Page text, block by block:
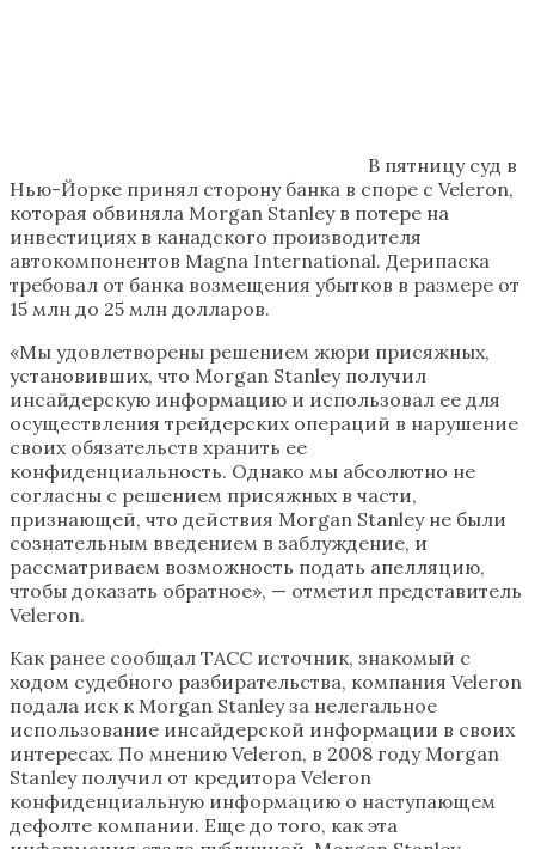
В пятницу суд в
Нью-Йорке принял сторону банка в споре с Veleron,
которая обвиняла Morgan Stanley в потере на
инвестициях в канадского производителя
автокомпонентов Magna International. Дерипаска
требовал от банка возмещения убытков в размере от
15 млн до 25 млн долларов.
«Мы удовлетворены решением жюри присяжных,
установивших, что Morgan Stanley получил
инсайдерскую информацию и использовал ее для
осуществления трейдерских операций в нарушение
своих обязательств хранить ее
конфиденциальность. Однако мы абсолютно не
согласны с решением присяжных в части,
признающей, что действия Morgan Stanley не были
сознательным введением в заблуждение, и
рассматриваем возможность подать апелляцию,
чтобы доказать обратное», — отметил представитель
Veleron.
Как ранее сообщал ТАСС источник, знакомый с
ходом судебного разбирательства, компания Veleron
подала иск к Morgan Stanley за нелегальное
использование инсайдерской информации в своих
интересах. По мнению Veleron, в 2008 году Morgan
Stanley получил от кредитора Veleron
конфиденциальную информацию о наступающем
дефолте компании. Еще до того, как эта